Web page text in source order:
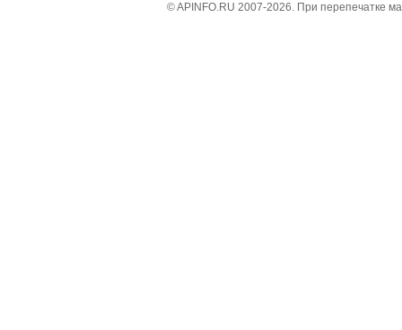
© APINFO.RU 2007-2026. При перепечатке